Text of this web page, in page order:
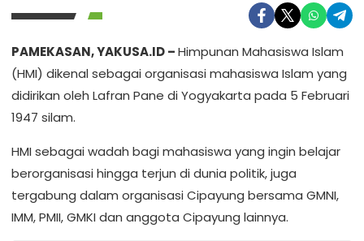
PAMEKASAN, YAKUSA.ID –Himpunan Mahasiswa Islam
(HMI) dikenal sebagai organisasi mahasiswa Islam yang
didirikan oleh Lafran Pane di Yogyakarta pada 5 Februari
1947 silam.
HMI sebagai wadah bagi mahasiswa yang ingin belajar
berorganisasi hingga terjun di dunia politik, juga
tergabung dalam organisasi Cipayung bersama GMNI,
IMM, PMII, GMKI dan anggota Cipayung lainnya.